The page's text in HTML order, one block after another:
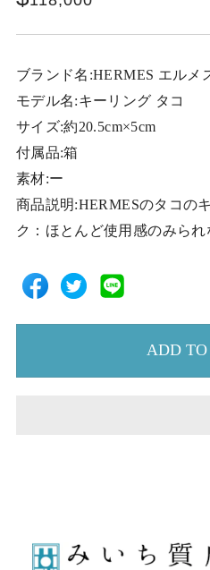
ブランド名:HERMES エルメ
モデル名:キーリング タコ
サイズ:約20.5cm×5cm
付属品:箱
素材:ー
商品説明:HERMESのタコの
ク：ほとんど使用感のみられ
ADD